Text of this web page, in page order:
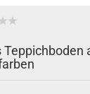
Teppichboden